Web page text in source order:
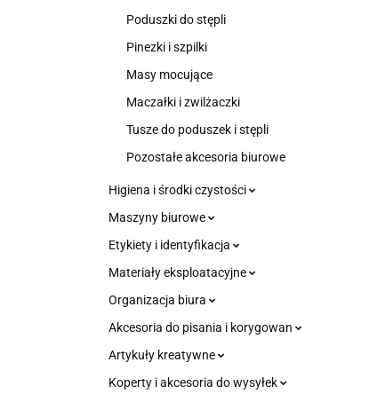
Poduszki do stępli
Pinezki i szpilki
Masy mocujące
Maczałki i zwilżaczki
Tusze do poduszek i stępli
Pozostałe akcesoria biurowe
Higiena i środki czystości
Maszyny biurowe
Etykiety i identyfikacja
Materiały eksploatacyjne
Organizacja biura
Akcesoria do pisania i korygowan
Artykuły kreatywne
Koperty i akcesoria do wysyłek